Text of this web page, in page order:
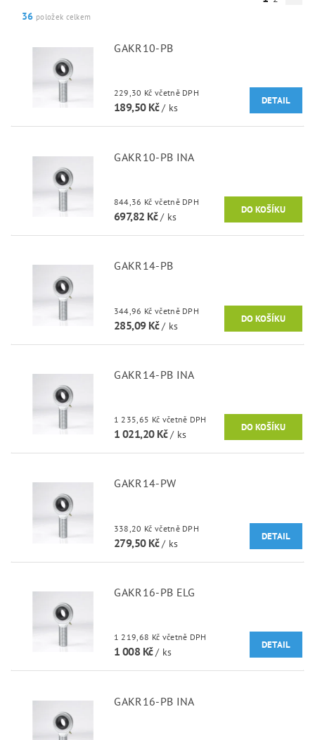
36 položek celkem
GAKR10-PB
229,30 Kč včetně DPH
189,50 Kč/ ks
DETAIL
GAKR10-PB INA
844,36 Kč včetně DPH
697,82 Kč/ ks
GAKR14-PB
344,96 Kč včetně DPH
285,09 Kč/ ks
GAKR14-PB INA
1 235,65 Kč včetně DPH
1 021,20 Kč/ ks
GAKR14-PW
338,20 Kč včetně DPH
279,50 Kč/ ks
DETAIL
GAKR16-PB ELG
1 219,68 Kč včetně DPH
1 008 Kč/ ks
DETAIL
GAKR16-PB INA